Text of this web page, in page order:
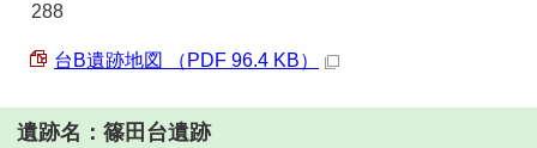
288
台B遺跡地図 （PDF 96.4 KB）
遺跡名：篠田台遺跡